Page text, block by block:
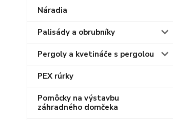
Náradia
Palisády a obrubníky
Pergoly a kvetináče s pergolou
PEX rúrky
Pomôcky na výstavbu
záhradného domčeka